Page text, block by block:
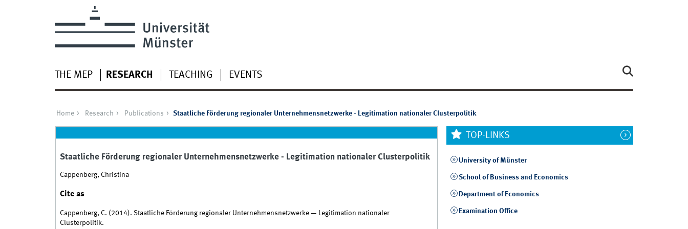
THE MEP RESEARCH TEACHING EVENTS
Home Research Publications Staatliche Förderung regionaler Unternehmensnetzwerke - Legitimation nationaler Clusterpolitik
Staatliche Förderung regionaler Unternehmensnetzwerke - Legitimation nationaler Clusterpolitik
Cappenberg, Christina
Cite as
Cappenberg, C. (2014). Staatliche Förderung regionaler Unternehmensnetzwerke — Legitimation nationaler
Clusterpolitik.
TOP-LINKS
University of Münster
School of Business and Economics
Department of Economics
Examination Office